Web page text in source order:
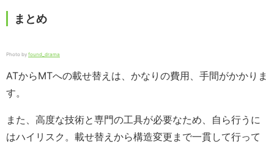
まとめ
Photo by found_drama
ATからMTへの載せ替えは、かなりの費用、手間がかかりま
す。
また、高度な技術と専門の工具が必要なため、自ら行うに
はハイリスク。載せ替えから構造変更まで一貫して行って